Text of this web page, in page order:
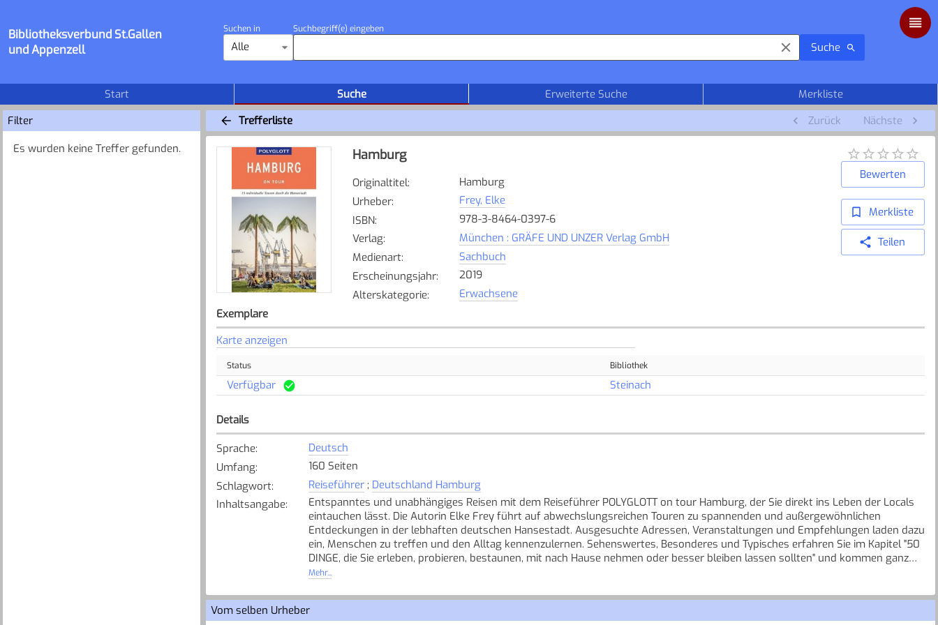
Bibliotheksverbund St.Gallen
und Appenzell
Suchen in
Alle
Suchbegriff(e) eingeben
Suche
Start Suche Erweiterte Suche
Merkliste
Filter
Es wurden keine Treffer gefunden.
Trefferliste Zurück Nächste
Hamburg
Originaltitel:
Hamburg
Urheber:
Frey, Elke
ISBN:
978-3-8464-0397-6
Verlag:
München : GRÄFE UND UNZER Verlag GmbH
Medienart:
Sachbuch
Erscheinungsjahr:
2019
Alterskategorie: Erwachsene
Bewerten
Merkliste
Teilen
Exemplare
Karte anzeigen
Status Bibliothek
Verfügbar Steinach
Details
Sprache:
Deutsch
Umfang:
160 Seiten
Schlagwort: Reiseführer; Deutschland Hamburg
Inhaltsangabe:
Entspanntes und unabhängiges Reisen mit dem Reiseführer POLYGLOTT on tour Hamburg, der Sie direkt ins Leben der Locals
eintauchen lässt. Die Autorin Elke Frey führt auf abwechslungsreichen Touren zu spannenden und außergewöhnlichen
Entdeckungen in der lebhaften deutschen Hansestadt. Ausgesuchte Adressen, Veranstaltungen und Empfehlungen laden dazu
ein, Menschen zu treffen und den Alltag kennenzulernen. Sehenswertes, Besonderes und Typisches erfahren Sie im Kapitel "50
DINGE, die Sie erleben, probieren, bestaunen, mit nach Hause nehmen oder besser bleiben lassen sollten" und kommen ganz
nah ans Lebensgefühl der Einheimischen heran. Mit Faltkarte für die perfekte Orientierung vor Ort und QR-Code zum Navi-E-
Mehr...
Vom selben Urheber